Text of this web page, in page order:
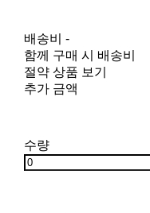
배송비 -
함께 구매 시 배송비
절약 상품 보기
추가 금액
수량